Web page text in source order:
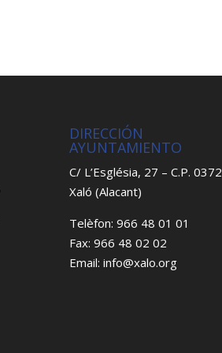
DIRECCIÓN
AYUNTAMIENTO
C/ L’Església, 27 – C.P.
Xaló (Alacant)
Telèfon: 966 48 01 01
Fax: 966 48 02 02
Email: info@xalo.org